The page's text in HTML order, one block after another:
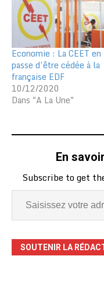
Economie : La CEET en
passe d’être cédée à la
française EDF
10/12/2020
Dans "A La Une"
En
Subscribe to get
SOUTENIR LA